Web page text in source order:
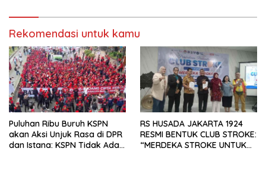
Rekomendasi untuk kamu
Puluhan Ribu Buruh KSPN
akan Aksi Unjuk Rasa di DPR
dan Istana: KSPN Tidak Ada
RS HUSADA JAKARTA 1924
RESMI BENTUK CLUB STROKE:
“MERDEKA STROKE UNTUK